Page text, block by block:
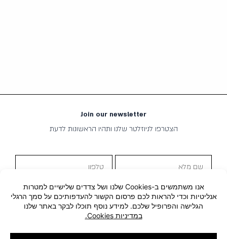
Join our newsletter
הצטרפו לניוזלטר שלנו ותהיו הראשונות לדעת
מלא
אימייל
מדיניות הפרטיות
שליחה